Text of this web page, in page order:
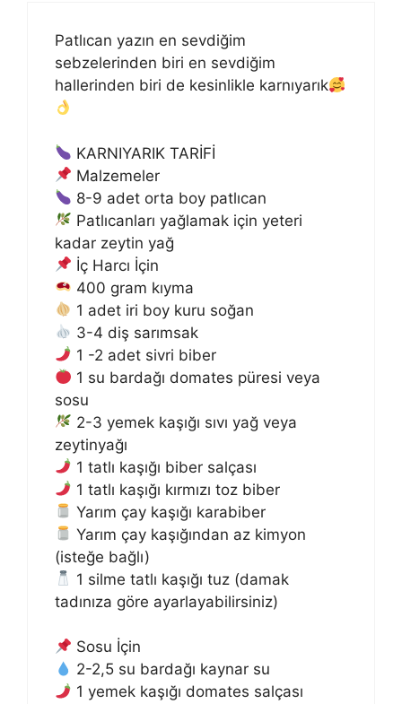
Patlıcan yazın en sevdiğim
sebzelerinden biri en sevdiğim
hallerinden biri de kesinlikle karnıyarık
KARNIYARIK TARİFİ
Malzemeler
8-9 adet orta boy patlıcan
Patlıcanları yağlamak için yeteri
kadar zeytin yağ
İç Harcı İçin
400 gram kıyma
1 adet iri boy kuru soğan
3-4 diş sarımsak
1 -2 adet sivri biber
1 su bardağı domates püresi veya
sosu
2-3 yemek kaşığı sıvı yağ veya
zeytinyağı
1 tatlı kaşığı biber salçası
1 tatlı kaşığı kırmızı toz biber
Yarım çay kaşığı karabiber
Yarım çay kaşığından az kimyon
(isteğe bağlı)
1 silme tatlı kaşığı tuz (damak
tadınıza göre ayarlayabilirsiniz)
Sosu İçin
2-2,5 su bardağı kaynar su
1 yemek kaşığı domates salçası